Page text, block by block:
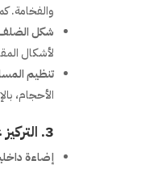
والفخامة.
شكل
لأشكال
تنظيم
الأحجام،
3. التركيز على التفاصيل
إضاءة